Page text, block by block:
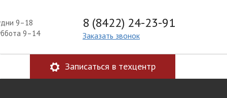
9–18
9–14
8 (8422) 24-23-91
Заказать звонок
Записаться в техцентр